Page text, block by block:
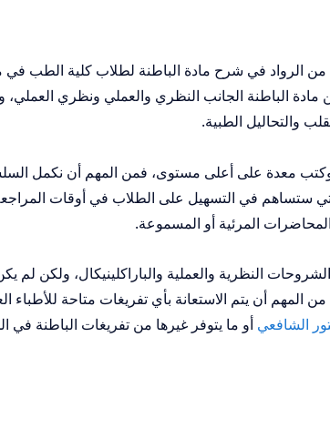
من الرواد في شرح مادة الباطنة لطلاب كلية الطب
الباطنة الجانب النظري والعملي ونظري العملي،
والتحاليل الطبية.
معدة على أعلى مستوى، فمن المهم أن نكمل
ستساهم في التسهيل على الطلاب في أوقات
المرئية أو المسموعة.
النظرية والعملية والباراكلينيكال، ولكن لم
المهم أن يتم الاستعانة بأي تفريغات متاحة للأطباء
الشافعي أو ما يتوفر غيرها من تفريغات الباطنة